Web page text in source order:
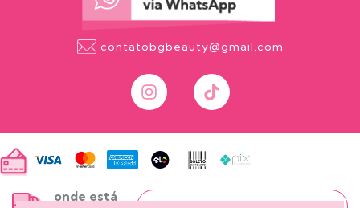
contatobgbeauty@gmail.com
onde está